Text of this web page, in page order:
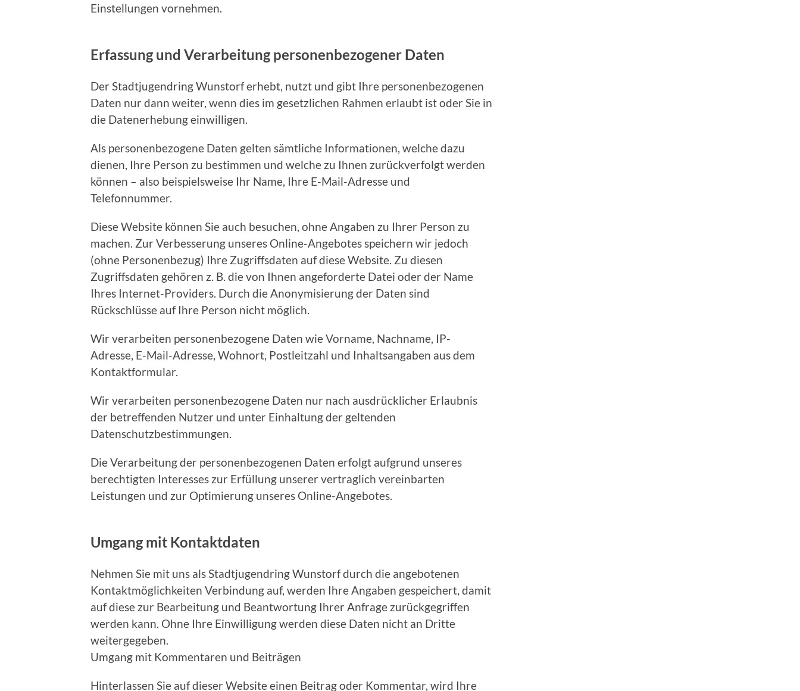
Einstellungen vornehmen.
Erfassung und Verarbeitung personenbezogener Daten
Der Stadtjugendring Wunstorf erhebt, nutzt und gibt Ihre personenbezogenen
Daten nur dann weiter, wenn dies im gesetzlichen Rahmen erlaubt ist oder Sie in
die Datenerhebung einwilligen.
Als personenbezogene Daten gelten sämtliche Informationen, welche dazu
dienen, Ihre Person zu bestimmen und welche zu Ihnen zurückverfolgt werden
können – also beispielsweise Ihr Name, Ihre E-Mail-Adresse und
Telefonnummer.
Diese Website können Sie auch besuchen, ohne Angaben zu Ihrer Person zu
machen. Zur Verbesserung unseres Online-Angebotes speichern wir jedoch
(ohne Personenbezug) Ihre Zugriffsdaten auf diese Website. Zu diesen
Zugriffsdaten gehören z. B. die von Ihnen angeforderte Datei oder der Name
Ihres Internet-Providers. Durch die Anonymisierung der Daten sind
Rückschlüsse auf Ihre Person nicht möglich.
Wir verarbeiten personenbezogene Daten wie Vorname, Nachname, IP-
Adresse, E-Mail-Adresse, Wohnort, Postleitzahl und Inhaltsangaben aus dem
Kontaktformular.
Wir verarbeiten personenbezogene Daten nur nach ausdrücklicher Erlaubnis
der betreffenden Nutzer und unter Einhaltung der geltenden
Datenschutzbestimmungen.
Die Verarbeitung der personenbezogenen Daten erfolgt aufgrund unseres
berechtigten Interesses zur Erfüllung unserer vertraglich vereinbarten
Leistungen und zur Optimierung unseres Online-Angebotes.
Umgang mit Kontaktdaten
Nehmen Sie mit uns als Stadtjugendring Wunstorf durch die angebotenen
Kontaktmöglichkeiten Verbindung auf, werden Ihre Angaben gespeichert, damit
auf diese zur Bearbeitung und Beantwortung Ihrer Anfrage zurückgegriffen
werden kann. Ohne Ihre Einwilligung werden diese Daten nicht an Dritte
weitergegeben.
Umgang mit Kommentaren und Beiträgen
Hinterlassen Sie auf dieser Website einen Beitrag oder Kommentar, wird Ihre